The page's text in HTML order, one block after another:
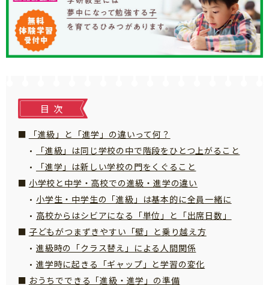
「こそだてまっぷ」とは
サイトのご利⽤にあたって
目次
「進級」と「進学」の違いって何？
「進級」は同じ学校の中で階段をひとつ上がること
「進学」は新しい学校の門をくぐること
小学校と中学・高校での進級・進学の違い
小学生・中学生の「進級」は基本的に全員一緒に
高校からはシビアになる「単位」と「出席日数」
子どもがつまずきやすい「壁」と乗り越え方
進級時の「クラス替え」による人間関係
進学時に起きる「ギャップ」と学習の変化
おうちでできる「進級・進学」の準備